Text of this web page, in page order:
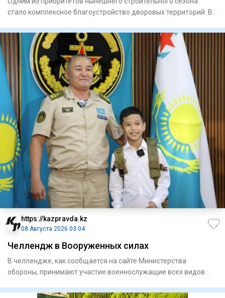
стало комплексное благоустройство дворовых территорий. В
https://kazpravda.kz
08 Августа 2026 03:04
Челлендж в Вооруженных силах
В челлендже, как сообщается на сайте Министерства
обороны, принимают участие военнослужащие всех видов